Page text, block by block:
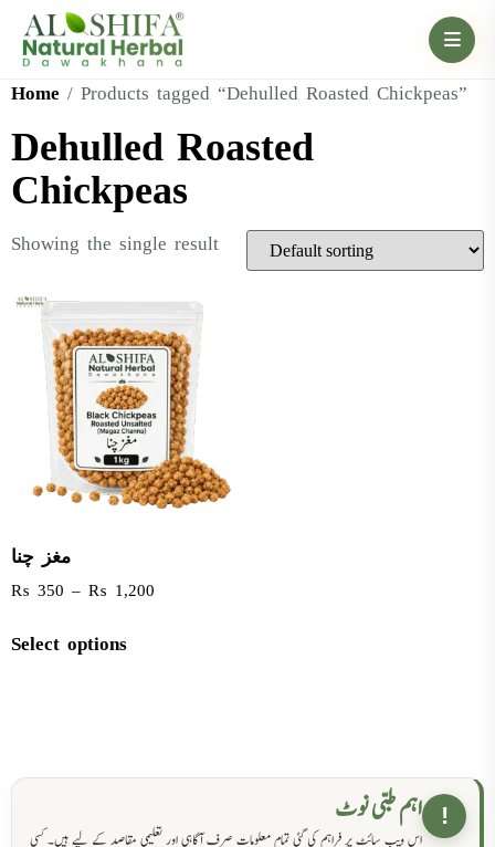
Home / Products tagged “Dehulled Roasted Chickpeas”
Dehulled Roasted
Chickpeas
Showing the single result
مغز چنا
₨ 350 – ₨ 1,200
Select options
! اہم طبی نوٹ
اس ویب سائٹ پر فراہم کی گئی تمام معلومات صرف آگاہی اور تعلیمی مقاصد کے لیے ہیں۔ کسی